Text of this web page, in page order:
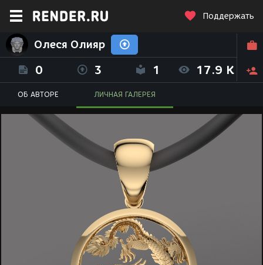
Поддержать
Олеся Олияр
0 3 1 17.9 K
ОБ АВТОРЕ ЛИЧНАЯ ГАЛЕРЕЯ